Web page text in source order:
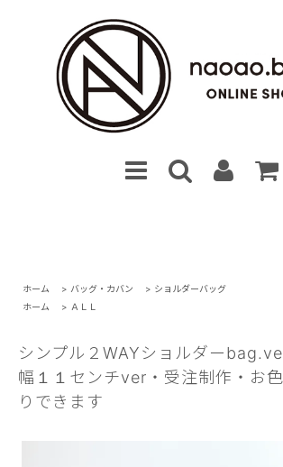
ホーム > バッグ・カバン > ショルダーバッグ
ホーム
> ＡＬＬ
シンプル２WAYショルダー
幅１１センチver・受注制作・お
りできます